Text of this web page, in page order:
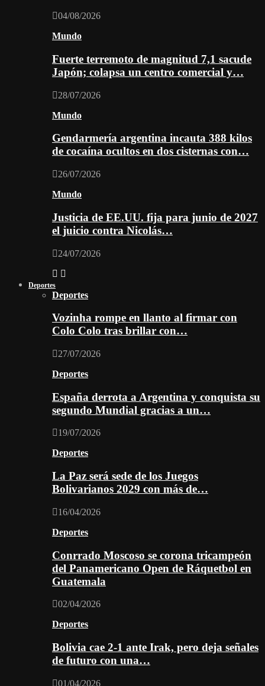
04/08/2026
Mundo
Fuerte terremoto de magnitud 7,1 sacude
Japón; colapsa un centro comercial y…
28/07/2026
Mundo
Gendarmería argentina incauta 388 kilos
de cocaína ocultos en dos cisternas con…
26/07/2026
Mundo
Justicia de EE.UU. fija para junio de 2027
el juicio contra Nicolás…
24/07/2026
Deportes
Deportes
Vozinha rompe en llanto al firmar con
Colo Colo tras brillar con…
27/07/2026
Deportes
España derrota a Argentina y conquista su
segundo Mundial gracias a un…
19/07/2026
Deportes
La Paz será sede de los Juegos
Bolivarianos 2029 con más de…
16/04/2026
Deportes
Conrrado Moscoso se corona tricampeón
del Panamericano Open de Ráquetbol en
Guatemala
02/04/2026
Deportes
Bolivia cae 2-1 ante Irak, pero deja señales
de futuro con una…
01/04/2026